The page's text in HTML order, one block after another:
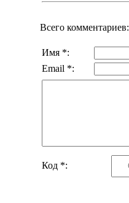
Всего комментариев:
Имя *:
Email *:
Код *: